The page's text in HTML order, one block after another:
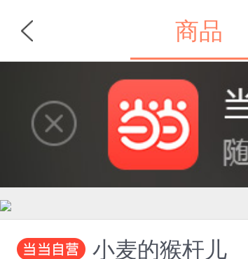
商品
小麦的猴杆儿